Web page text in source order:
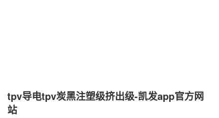
tpv导电tpv炭黑注塑级挤出级-凯发app官方网
站